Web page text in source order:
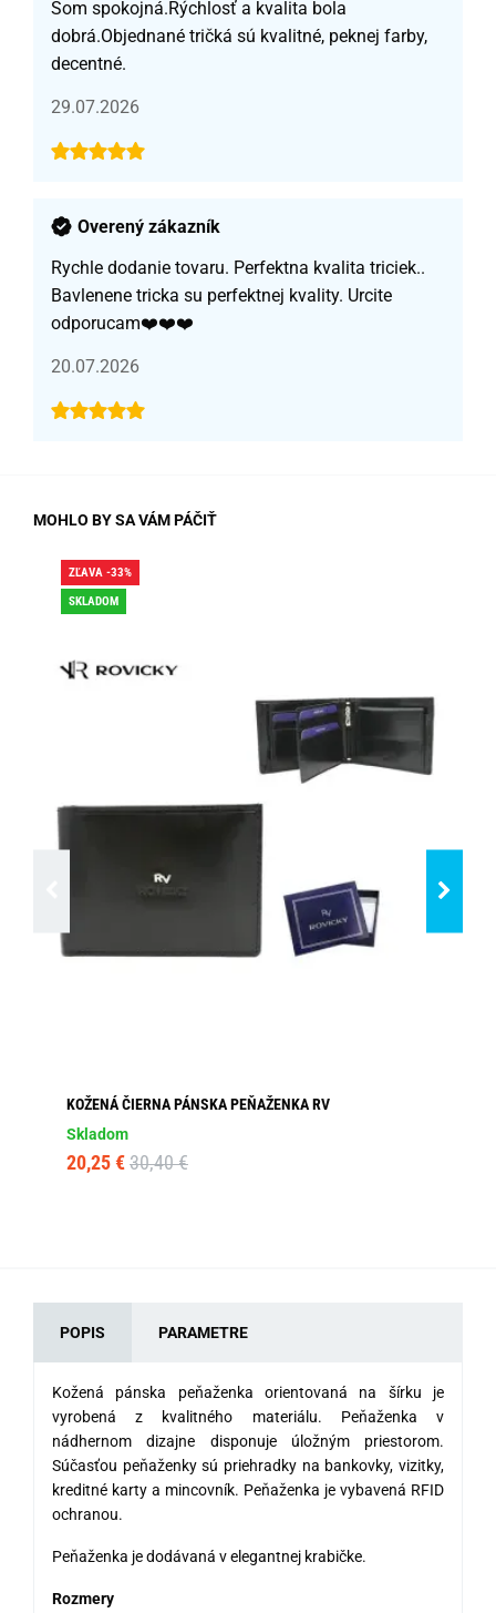
Som spokojná.Rýchlosť a kvalita bola
dobrá.Objednané tričká sú kvalitné, peknej farby,
decentné.
29.07.2026
Overený zákazník
Rychle dodanie tovaru. Perfektna kvalita triciek..
Bavlenene tricka su perfektnej kvality. Urcite
odporucam❤️❤️❤️
20.07.2026
MOHLO BY SA VÁM PÁČIŤ
ZĽAVA -33%
SKLADOM
KOŽENÁ ČIERNA PÁNSKA PEŇAŽENKA RV
Skladom
20,25 € 30,40 €
POPIS PARAMETRE
Kožená pánska peňaženka orientovaná na šírku je
vyrobená z kvalitného materiálu. Peňaženka v
nádhernom dizajne disponuje úložným priestorom.
Súčasťou peňaženky sú priehradky na bankovky, vizitky,
kreditné karty a mincovník. Peňaženka je vybavená RFID
ochranou.
Peňaženka je dodávaná v elegantnej krabičke.
Rozmery